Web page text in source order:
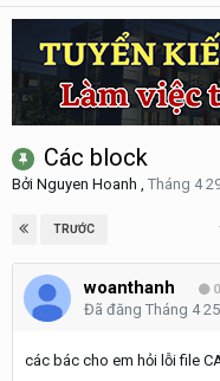
Các block
Bởi Nguyen Hoanh , Tháng 4
TRƯỚC
woanthanh 0
Đã đăng Tháng 4
các bác cho em hỏi lỗi file